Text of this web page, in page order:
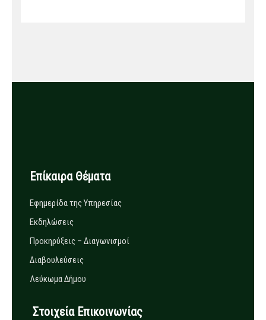
Επίκαιρα Θέματα
Εφημερίδα της Υπηρεσίας
Εκδηλώσεις
Προκηρύξεις – Διαγωνισμοί
Διαβουλεύσεις
Λεύκωμα Δήμου
Στοιχεία Επικοινωνίας